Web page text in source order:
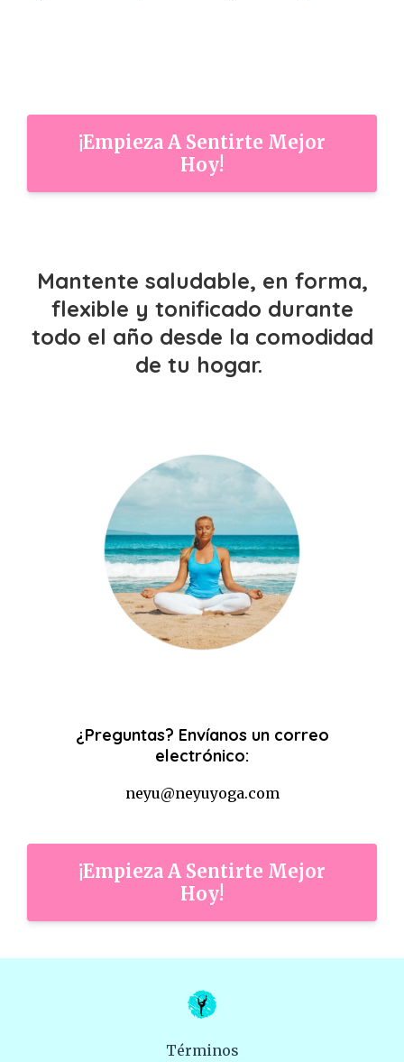
¡Empieza A Sentirte Mejor
Hoy!
Mantente saludable, en forma,
flexible y tonificado durante
todo el año desde la comodidad
de tu hogar.
¿Preguntas? Envíanos un correo
electrónico:
neyu@neyuyoga.com
¡Empieza A Sentirte Mejor
Hoy!
Términos